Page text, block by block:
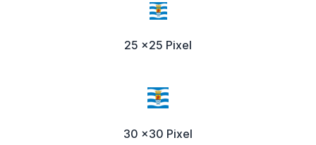
25 x25 Pixel
30 x30 Pixel